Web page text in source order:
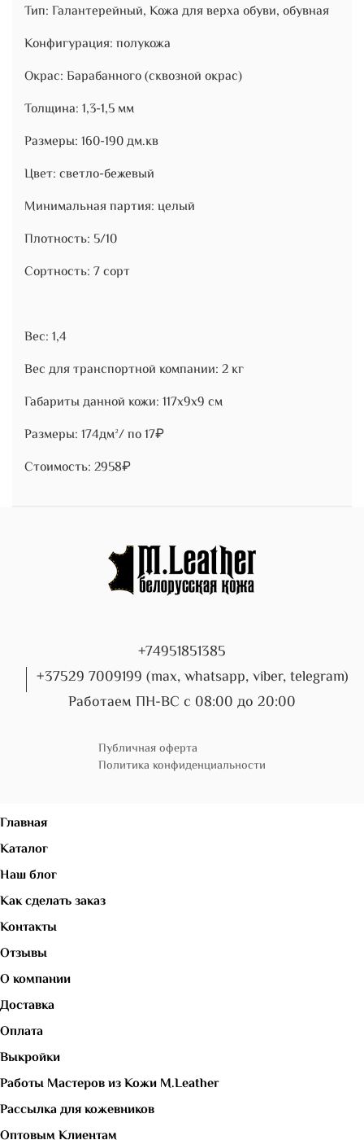
Тип: Галантерейный, Кожа для верха обуви, обувная
Конфигурация: полукожа
Окрас: Барабанного (сквозной окрас)
Толщина: 1,3-1,5 мм
Размеры: 160-190 дм.кв
Цвет: светло-бежевый
Минимальная партия: целый
Плотность: 5/10
Сортность: 7 сорт
Вес: 1,4
Вес для транспортной компании: 2 кг
Габариты данной кожи: 117х9х9 см
Размеры: 174дм²/ по 17₽
Стоимость: 2958₽
+74951851385
+37529 7009199 (max, whatsapp, viber, telegram)
Работаем ПН-ВС с 08:00 до 20:00
Публичная оферта
Политика конфиденциальности
Главная
Каталог
Наш блог
Как сделать заказ
Контакты
Отзывы
О компании
Доставка
Оплата
Выкройки
Работы Мастеров из Кожи M.Leather
Рассылка для кожевников